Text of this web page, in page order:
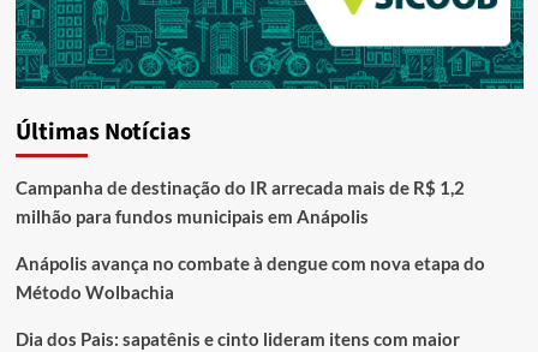
Últimas Notícias
Campanha de destinação do IR arrecada mais de R$ 1,2
milhão para fundos municipais em Anápolis
Anápolis avança no combate à dengue com nova etapa do
Método Wolbachia
Dia dos Pais: sapatênis e cinto lideram itens com maior